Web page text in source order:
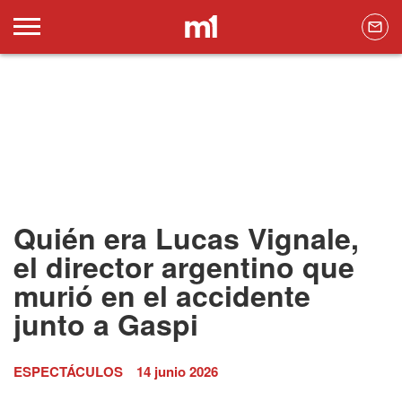
Quién era Lucas Vignale,
el director argentino que
murió en el accidente
junto a Gaspi
ESPECTÁCULOS 14 junio 2026